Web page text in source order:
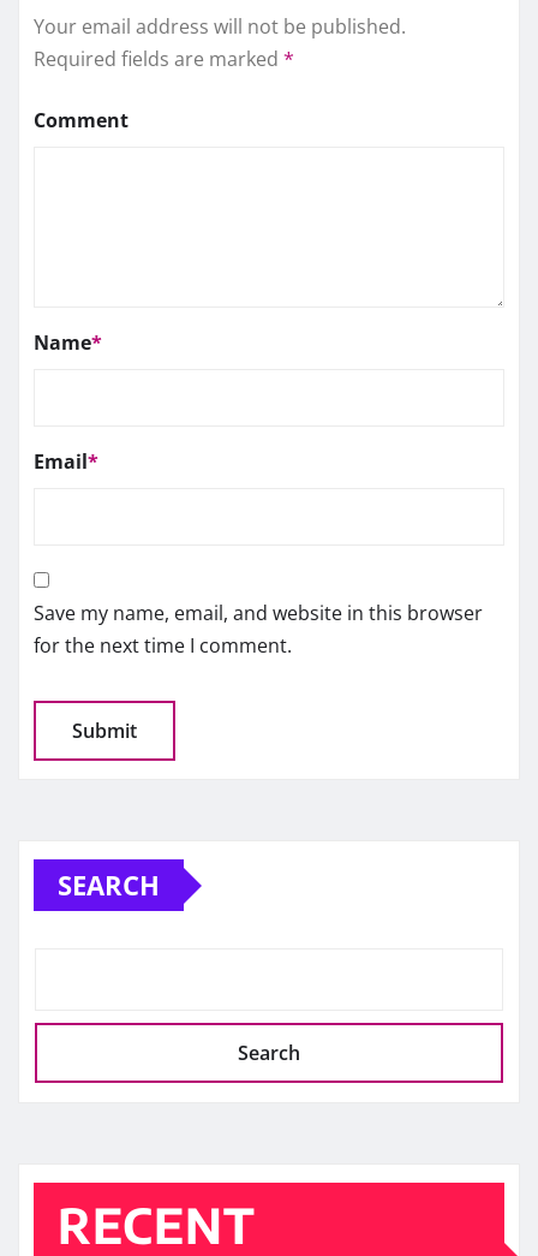
Your email address will not be published.
Required fields are marked *
Comment
Name*
Email*
Save my name, email, and website in this browser
for the next time I comment.
SEARCH
Search
RECENT